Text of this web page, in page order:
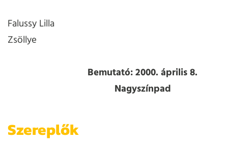
Falussy Lilla
Zsöllye
Bemutató: 2000. április 8.
Nagyszínpad
Szereplők